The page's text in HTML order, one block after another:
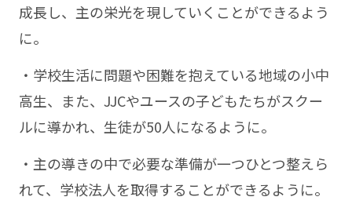
成長し、主の栄光を現していくことができるよう
に。
・学校生活に問題や困難を抱えている地域の小中
高生、また、JJCやユースの子どもたちがスクー
ルに導かれ、生徒が50人になるように。
・主の導きの中で必要な準備が一つひとつ整えら
れて、学校法人を取得することができるように。